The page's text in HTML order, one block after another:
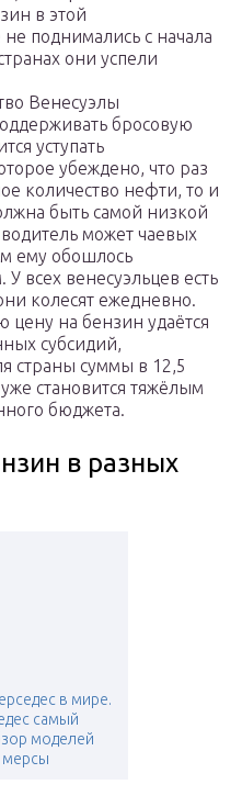
в этой
поднимались с начала
они успели
Венесуэлы
бросовую
уступать
убеждено, что раз
количество нефти, то и
быть самой низкой
может чаевых
ему обошлось
всех венесуэльцев есть
колесят ежедневно.
цену на бензин удаётся
субсидий,
страны суммы в 12,5
становится тяжёлым
бюджета.
в разных
в мире.
самый
моделей
мерсы